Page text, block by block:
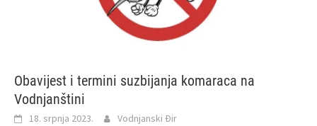
Obavijest i termini suzbijanja komaraca na
Vodnjanštini
18. srpnja 2023. Vodnjanski Đir